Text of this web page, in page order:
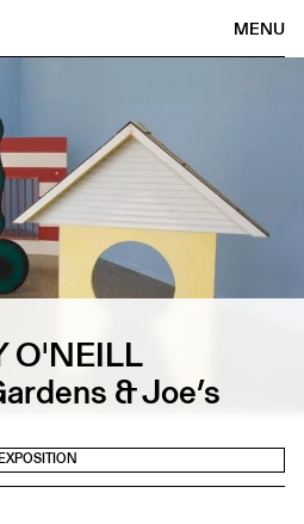
MENU
O'NEILL
& Joe’s